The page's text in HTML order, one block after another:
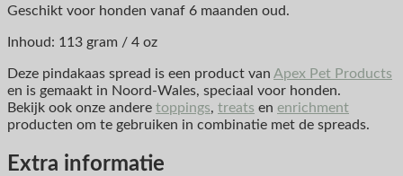
Geschikt voor honden vanaf 6 maanden oud.
Inhoud: 113 gram / 4 oz
Deze pindakaas spread is een product van Apex Pet Products
en is gemaakt in Noord-Wales, speciaal voor honden.
Bekijk ook onze andere toppings, treats en enrichment
producten om te gebruiken in combinatie met de spreads.
Extra informatie